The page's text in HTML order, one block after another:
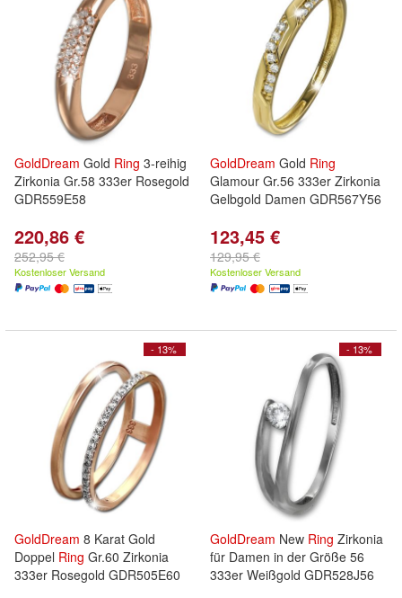
GoldDream Gold Ring 3-reihig
Zirkonia Gr.58 333er Rosegold
GDR559E58
220,86 €
252,95 €
Kostenloser Versand
GoldDream Gold Ring
Glamour Gr.56 333er Zirkonia
Gelbgold Damen GDR567Y56
123,45 €
129,95 €
Kostenloser Versand
- 13%
GoldDream 8 Karat Gold
Doppel Ring Gr.60 Zirkonia
333er Rosegold GDR505E60
- 13%
GoldDream New Ring Zirkonia
für Damen in der Größe 56
333er Weißgold GDR528J56